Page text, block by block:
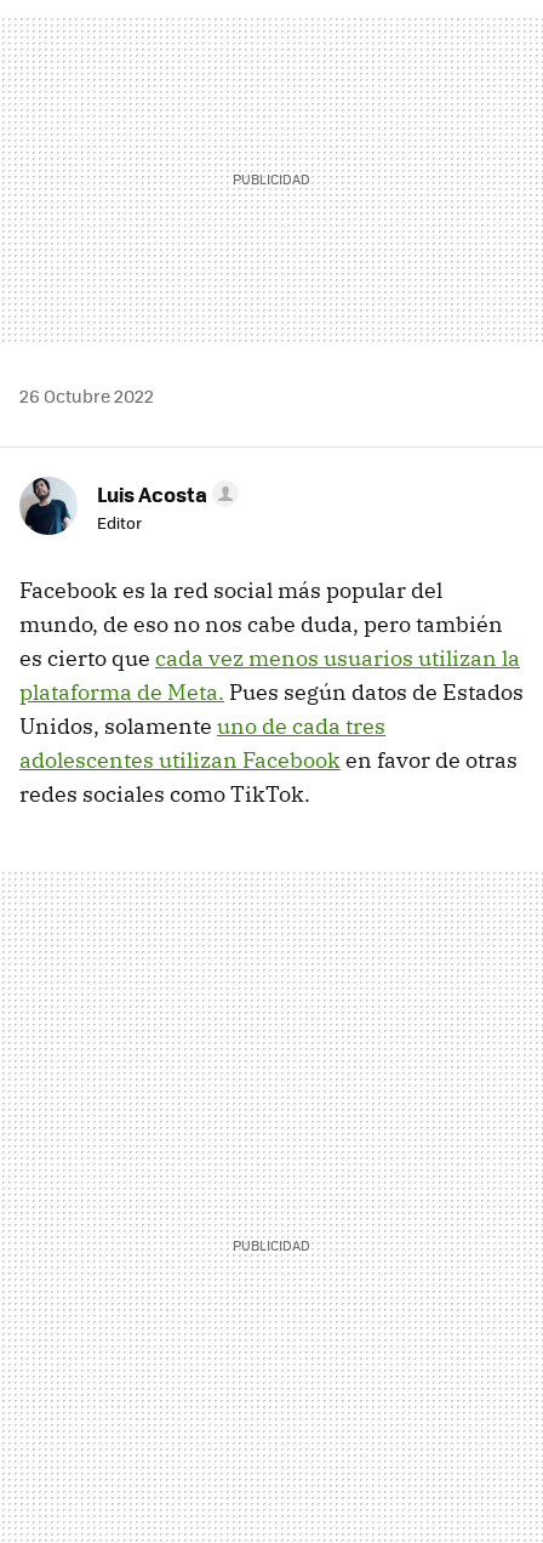
MAIL
26 Octubre 2022
Luis Acosta
Editor
Facebook es la red social más popular del
mundo, de eso no nos cabe duda, pero también
es cierto que cada vez menos usuarios utilizan la
plataforma de Meta. Pues según datos de Estados
Unidos, solamente uno de cada tres
adolescentes utilizan Facebooken favor de otras
redes sociales como TikTok.